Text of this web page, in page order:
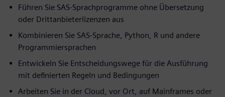
Führen Sie SAS-Sprachprogramme ohne Übersetzung
oder Drittanbieterlizenzen aus
Kombinieren Sie SAS-Sprache, Python, R und andere
Programmiersprachen
Entwickeln Sie Entscheidungswege für die Ausführung
mit definierten Regeln und Bedingungen
Arbeiten Sie in der Cloud, vor Ort, auf Mainframes oder